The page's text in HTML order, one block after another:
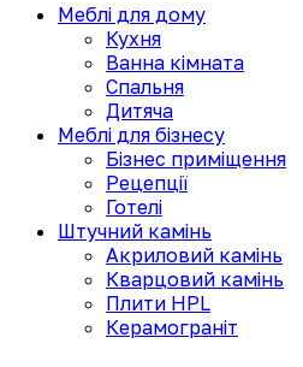
Меблі для дому
Кухня
Ванна кімната
Спальня
Дитяча
Меблі для бізнесу
Бізнес приміщення
Рецепції
Готелі
Штучний камінь
Акриловий камінь
Кварцовий камінь
Плити HPL
Керамограніт